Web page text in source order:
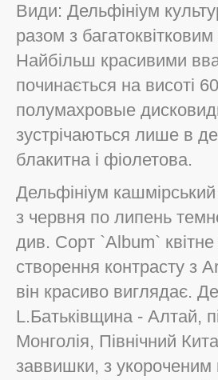
Види: Дельфініум
разом з
Найбільш красивими
починається на висоті
полумахровые
зустрічаються лише в
блакитна і фіолетова.
Дельфініум
з червня по липень
див. Сорт `Album`
створення контрасту з
він красиво виглядає.
L.Батьківщина - Алтай,
Монголія, Північний
заввишки, з